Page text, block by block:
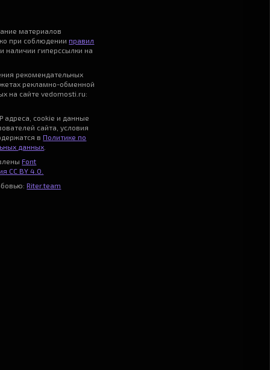
материалов
при соблюденииправил
наличии гиперссылки на
рекомендательных
рекламно-обменной
на сайте vedomosti.ru:
адреса, cookie и данные
сайта, условия
вПолитике по
данных
Font
CC BY 4.0.
Riter.team